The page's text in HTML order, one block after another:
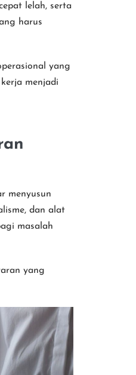
lelah, serta
harus
yang
menjadi
menyusun
dan alat
masalah
yang